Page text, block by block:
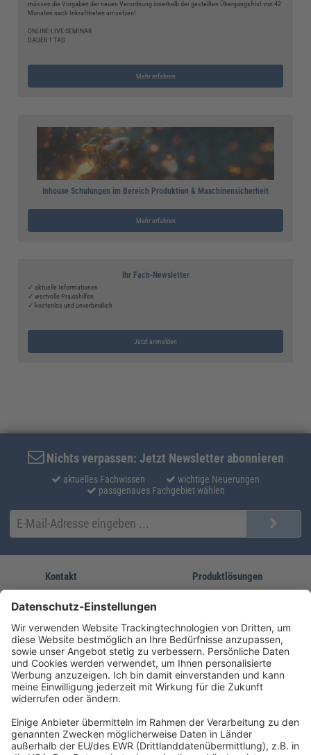
müssen die Vorgaben der neuen Verordnung innerhalb der gestellten Übergangsfrist von 42
Monaten nach Inkrafttreten umsetzen!
ONLINE-LIVE-SEMINAR
DAUER 1 TAG
Mehr erfahren
Inhouse Schulungen im Bereich Produktion & Maschinensicherheit
Mehr erfahren
Ihr Fach-Newsletter
✓ aktuelle Informationen
✓ wertvolle Praxishilfen
✓ kostenlos und unverbindlich
Jetzt anmelden
Nichts verpassen: Jetzt Newsletter abonnieren
aktuelles Fachwissen
wichtige Neuerungen
passgenaues Fachgebiet wählen
Kontakt
service@forum-verlag.com
Mo-Do 07:30 - 17:00 Uhr
Fr 07:30 - 15:00 Uhr
Produktlösungen
Unsere Marken
Folgen Sie uns